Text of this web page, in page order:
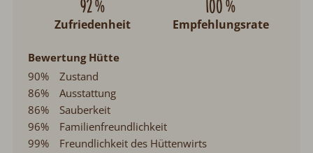
92 %
Zufriedenheit
100 %
Empfehlungsrate
Bewertung Hütte
90%
Zustand
86%
Ausstattung
86%
Sauberkeit
96%
Familienfreundlichkeit
99%
Freundlichkeit des Hüttenwirts